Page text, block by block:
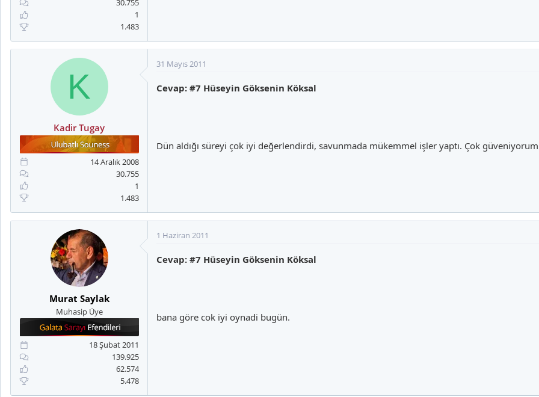
30.755
1
1.483
K
Kadir Tugay
14 Aralık 2008
30.755
1
1.483
31 Mayıs 2011
Cevap: #7 Hüseyin Göksenin Köksal
Dün aldığı süreyi çok iyi değerlendirdi, savunmada mükemmel işler yaptı. Çok
Murat Saylak
Muhasip Üye
18 Şubat 2011
139.925
62.574
5.478
1 Haziran 2011
Cevap: #7 Hüseyin Göksenin Köksal
bana göre cok iyi oynadi bugün.